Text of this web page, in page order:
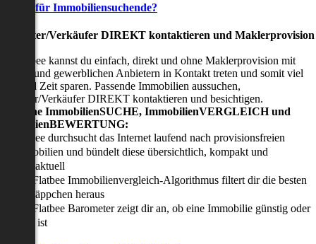
für Immobiliensuchende?
Verkäufer DIREKT kontaktieren und Maklerprovision
Flatbee kannst du einfach, direkt und ohne Maklerprovision mit
und gewerblichen Anbietern in Kontakt treten und somit viel
und Zeit sparen. Passende Immobilien aussuchen,
Verkäufer DIREKT kontaktieren und besichtigen.
in-one ImmobilienSUCHE, ImmobilienVERGLEICH und
Flatbee durchsucht das Internet laufend nach provisionsfreien
Immobilien und bündelt diese übersichtlich, kompakt und
tagesaktuell
Der Flatbee Immobilienvergleich-Algorithmus filtert dir die besten
Schnäppchen heraus
Der Flatbee Barometer zeigt dir an, ob eine Immobilie günstig oder
teuer ist